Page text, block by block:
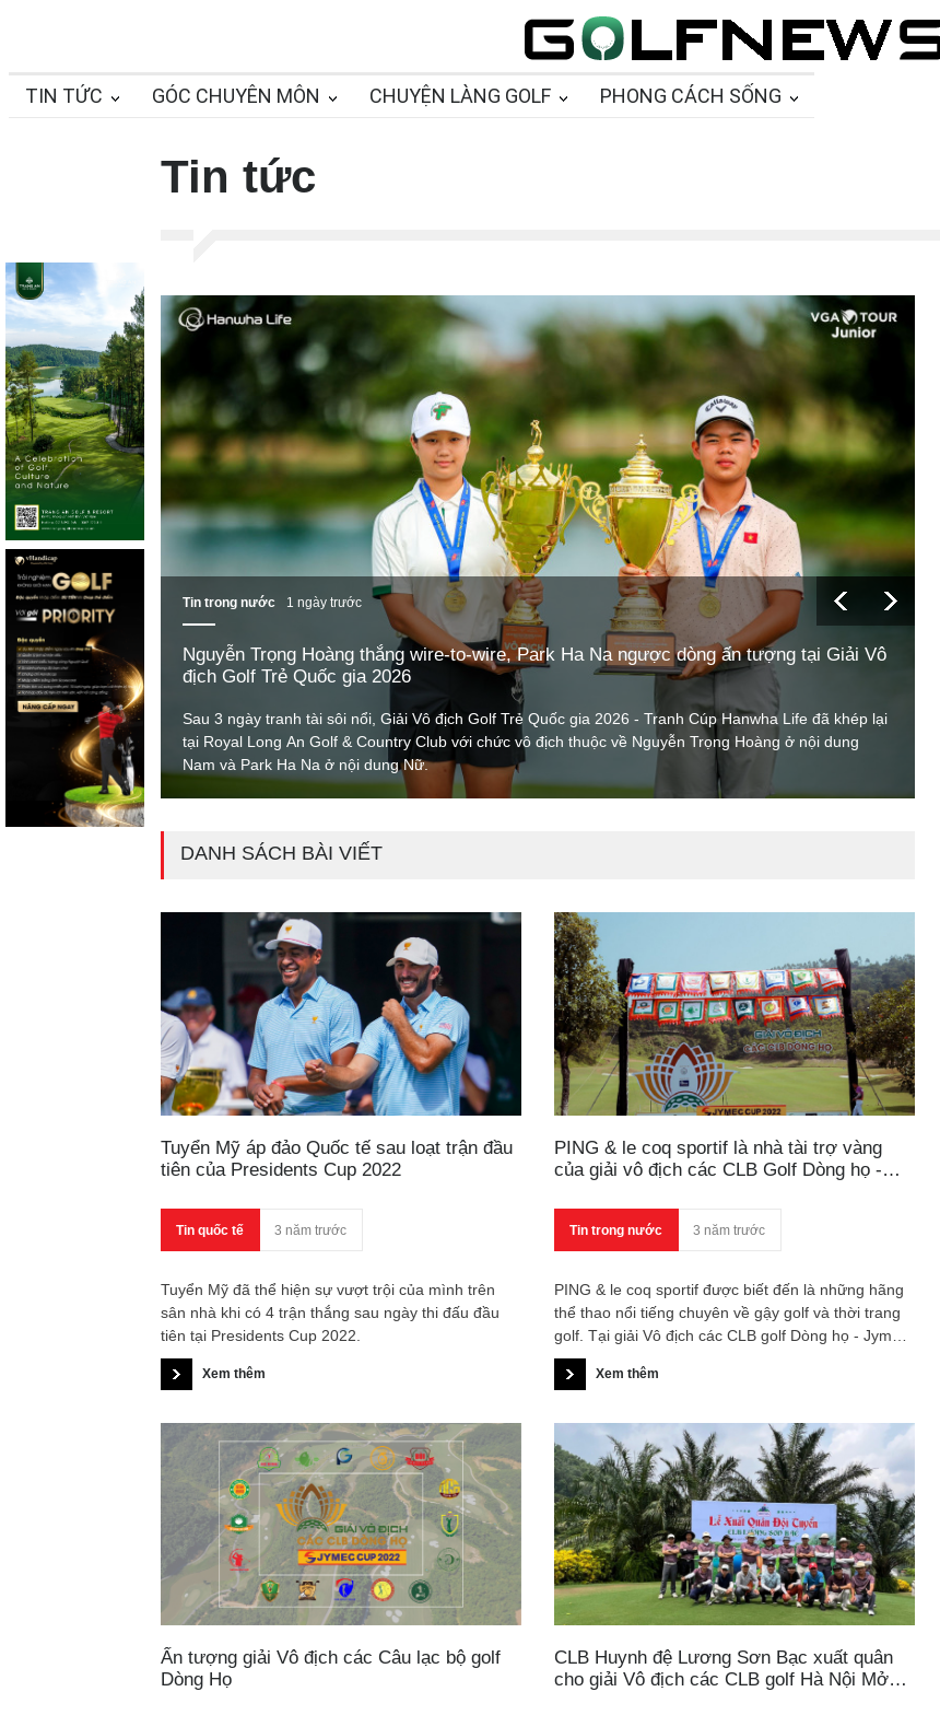
TIN TỨC GÓC CHUYÊN MÔN CHUYỆN LÀNG GOLF PHONG CÁCH SỐNG
Tin tức
Tin trong nước 1 ngày trước
Nguyễn Trọng Hoàng thắng wire-to-wire, Park Ha Na ngược dòng ấn tượng tại Giải Vô
địch Golf Trẻ Quốc gia 2026
Sau 3 ngày tranh tài sôi nổi, Giải Vô địch Golf Trẻ Quốc gia 2026 - Tranh Cúp Hanwha Life đã khép lại
tại Royal Long An Golf & Country Club với chức vô địch thuộc về Nguyễn Trọng Hoàng ở nội dung
Nam và Park Ha Na ở nội dung Nữ.
DANH SÁCH BÀI VIẾT
Tuyển Mỹ áp đảo Quốc tế sau loạt trận đầu
tiên của Presidents Cup 2022
Tin quốc tế 3 năm trước
Tuyển Mỹ đã thể hiện sự vượt trội của mình trên
sân nhà khi có 4 trận thắng sau ngày thi đấu đầu
tiên tại Presidents Cup 2022.
Xem thêm
Ấn tượng giải Vô địch các Câu lạc bộ golf
Dòng Họ
PING & le coq sportif là nhà tài trợ vàng
của giải vô địch các CLB Golf Dòng họ -
Tin trong nước 3 năm trước
PING & le coq sportif được biết đến là những hãng
thể thao nổi tiếng chuyên về gậy golf và thời trang
golf. Tại giải Vô địch các CLB golf Dòng họ - Jymec
Cup 2022, PING & le coq sportif là nhà tài trợ Vàng
cho giải đấu tại các hạng mục Giải Nhất, Giải Nhì,
VNĐ.
Xem thêm
CLB Huynh đệ Lương Sơn Bạc xuất quân
cho giải Vô địch các CLB golf Hà Nội Mở